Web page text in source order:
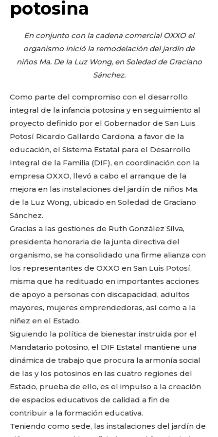
k
potosina
En conjunto con la cadena comercial OXXO el
organismo inició la remodelación del jardín de
niños Ma. De la Luz Wong, en Soledad de Graciano
Sánchez.
Como parte del compromiso con el desarrollo
integral de la infancia potosina y en seguimiento al
proyecto definido por el Gobernador de San Luis
Potosí Ricardo Gallardo Cardona, a favor de la
educación, el Sistema Estatal para el Desarrollo
Integral de la Familia (DIF), en coordinación con la
empresa OXXO, llevó a cabo el arranque de la
mejora en las instalaciones del jardín de niños Ma.
de la Luz Wong, ubicado en Soledad de Graciano
Sánchez.
Gracias a las gestiones de Ruth González Silva,
presidenta honoraria de la junta directiva del
organismo, se ha consolidado una firme alianza con
los representantes de OXXO en San Luis Potosí,
misma que ha redituado en importantes acciones
de apoyo a personas con discapacidad, adultos
mayores, mujeres emprendedoras, así como a la
niñez en el Estado.
Siguiendo la política de bienestar instruida por el
Mandatario potosino, el DIF Estatal mantiene una
dinámica de trabajo que procura la armonía social
de las y los potosinos en las cuatro regiones del
Estado, prueba de ello, es el impulso a la creación
de espacios educativos de calidad a fin de
contribuir a la formación educativa.
Teniendo como sede, las instalaciones del jardín de